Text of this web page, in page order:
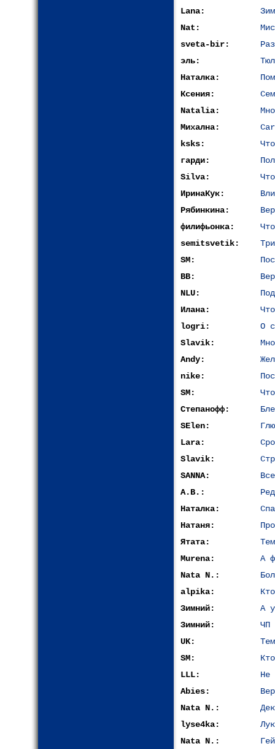
Lana:
Nat:
sveta-bir:
эль:
Наталка:
Ксения:
Natalia:
Михална:
ksks:
гарди:
Silva:
ИринаКук:
Рябинкина:
филифьонка:
semitsvetik:
SM:
ВВ:
NLU:
Илана:
logri:
О
Slavik:
Andy:
nike:
SM:
Степанофф:
SElen:
Lara:
Slavik:
SANNA:
A.B.:
Наталка:
Натаня:
Ятата:
Murena:
А
Nata N.:
alpika:
Зимний:
А
Зимний:
ЧП
UK:
SM:
LLL:
Не
Abies:
Nata N.:
lyse4ka:
Nata N.: